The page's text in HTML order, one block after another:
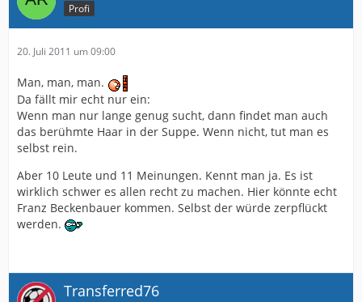
Profi
20. Juli 2011 um 09:00
Man, man, man.
Da fällt mir echt nur ein:
Wenn man nur lange genug sucht, dann findet man auch
das berühmte Haar in der Suppe. Wenn nicht, tut man es
selbst rein.
Aber 10 Leute und 11 Meinungen. Kennt man ja. Es ist
wirklich schwer es allen recht zu machen. Hier könnte echt
Franz Beckenbauer kommen. Selbst der würde zerpflückt
werden.
Transferred76